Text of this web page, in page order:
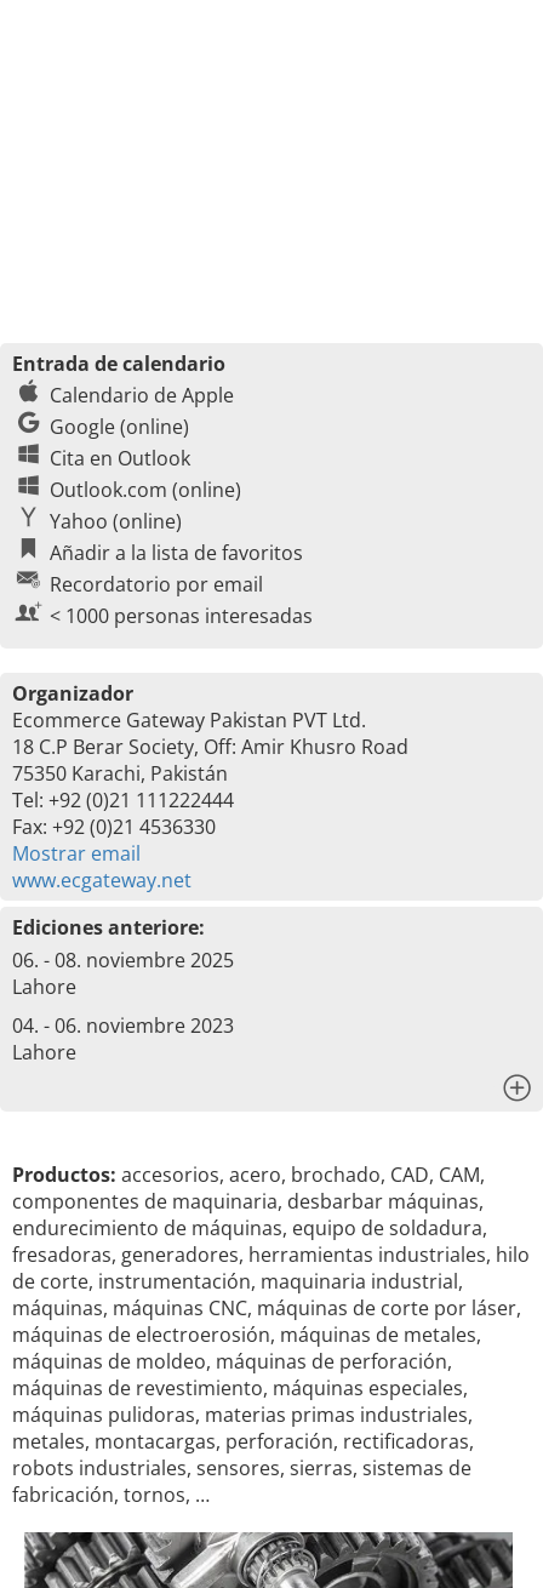
Entrada de calendario
Calendario de Apple
Google (online)
Cita en Outlook
Outlook.com (online)
Yahoo (online)
Añadir a la lista de favoritos
Recordatorio por email
< 1000 personas interesadas
Organizador
Ecommerce Gateway Pakistan PVT Ltd.
18 C.P Berar Society, Off: Amir Khusro Road
75350 Karachi, Pakistán
Tel: +92 (0)21 111222444
Fax: +92 (0)21 4536330
Mostrar email
www.ecgateway.net
Ediciones anteriore:
06. - 08. noviembre 2025
Lahore
04. - 06. noviembre 2023
Lahore
Productos: accesorios, acero, brochado, CAD, CAM,
componentes de maquinaria, desbarbar máquinas,
endurecimiento de máquinas, equipo de soldadura,
fresadoras, generadores, herramientas industriales, hilo
de corte, instrumentación, maquinaria industrial,
máquinas, máquinas CNC, máquinas de corte por láser,
máquinas de electroerosión, máquinas de metales,
máquinas de moldeo, máquinas de perforación,
máquinas de revestimiento, máquinas especiales,
máquinas pulidoras, materias primas industriales,
metales, montacargas, perforación, rectificadoras,
robots industriales, sensores, sierras, sistemas de
fabricación, tornos, …